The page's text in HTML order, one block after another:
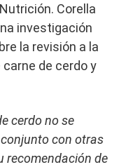
Corella
investigación
la revisión a la
de cerdo y
cerdo no se
con otras
recomendación de